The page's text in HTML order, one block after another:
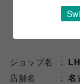
ショップ名
店舗名
名